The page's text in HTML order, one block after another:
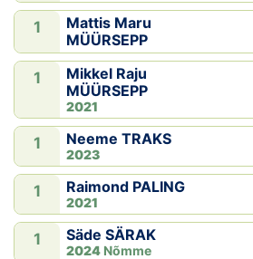
1
Mattis Maru
MÜÜRSEPP
1
Mikkel Raju
MÜÜRSEPP
2021
1 Neeme TRAKS
2023
1 Raimond PALING
2021
1 Säde SÄRAK
2024 Nõmme